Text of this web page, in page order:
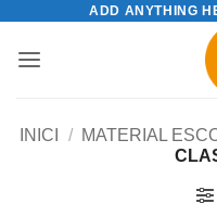
content
ADD ANYTHING
INICI / MATERIAL